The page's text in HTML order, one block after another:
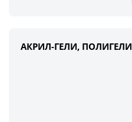
АКРИЛ-ГЕЛИ, ПОЛИГЕЛИ